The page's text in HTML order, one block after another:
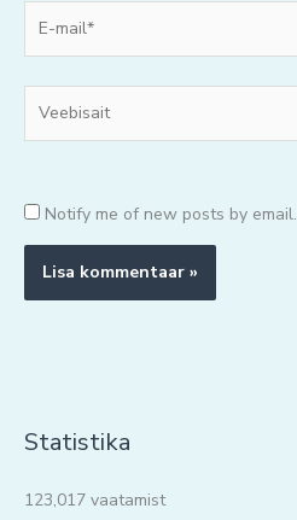
mail*
Notify me of new posts by email.
Statistika
123,017 vaatamist